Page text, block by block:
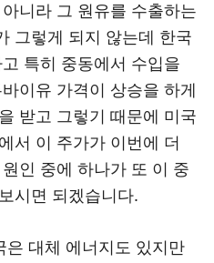
니라 그 원유를 수출하는
그렇게 되지 않는데 한국
특히 중동에서 수입을
이유 가격이 상승을 하게
받고 그렇기 때문에 미국
서 이 주가가 이번에 더
인 중에 하나가 또 이 중
시면 되겠습니다.
대체 에너지도 있지만